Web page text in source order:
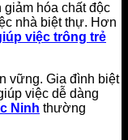
giảm hóa chất độc
nhà biệt thự. Hơn
việc trông trẻ
vững. Gia đình biệt
việc dễ dàng
Ninh thường